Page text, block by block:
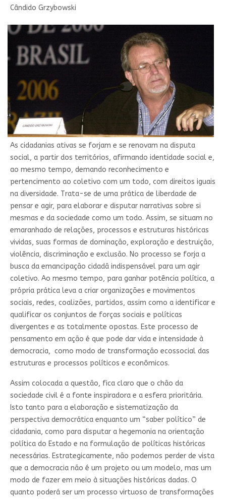
Cândido Grzybowski
As cidadanias ativas se forjam e se renovam na disputa
social, a partir dos territórios, afirmando identidade social e,
ao mesmo tempo, demando reconhecimento e
pertencimento ao coletivo com um todo, com direitos iguais
na diversidade. Trata-se de uma prática de liberdade de
pensar e agir, para elaborar e disputar narrativas sobre si
mesmas e da sociedade como um todo. Assim, se situam no
emaranhado de relações, processos e estruturas históricas
vividas, suas formas de dominação, exploração e destruição,
violência, discriminação e exclusão. No processo se forja a
busca da emancipação cidadã indispensável para um agir
coletivo. Ao mesmo tempo, para ganhar potência política, a
própria prática leva a criar organizações e movimentos
sociais, redes, coalizões, partidos, assim como a identificar e
qualificar os conjuntos de forças sociais e políticas
divergentes e as totalmente opostas. Este processo de
pensamento em ação é que pode dar vida e intensidade à
democracia, como modo de transformação ecossocial das
estruturas e processos políticos e econômicos.
Assim colocada a questão, fica claro que o chão da
sociedade civil é a fonte inspiradora e a esfera prioritária.
Isto tanto para a elaboração e sistematização da
perspectiva democrática enquanto um “saber político” de
cidadania, como para disputar a hegemonia na orientação
política do Estado e na formulação de políticas históricas
necessárias. Estrategicamente, não podemos perder de vista
que a democracia não é um projeto ou um modelo, mas um
modo de fazer em meio à situações históricas dadas. O
quanto poderá ser um processo virtuoso de transformações